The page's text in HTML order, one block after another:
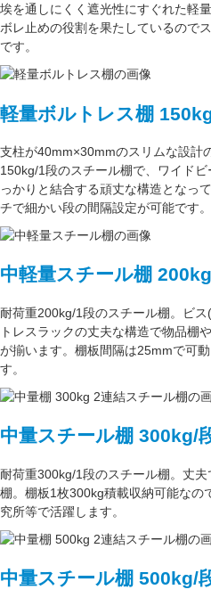
埃を通しにくく遮光性にすぐれた軽
ボレ止めの役割を果たしているので
です。
軽量ボルトレス棚
支柱が40mm×30mmのスリムな設計
150kg/1段のスチール棚で、ワイド
っかりと結合する頑丈な構造となっ
チで細かい段の間隔設定が可能です。
中軽量スチール棚
耐荷重200kg/1段のスチール棚。ビ
トレスラックの丈夫な構造で物品棚
が揃います。 棚板間隔は25mmで可動
す。
中量スチール棚 300kg/
耐荷重300kg/1段のスチール棚。丈
棚。 棚板1枚300kg積載収納可能なの
究所等で活躍します。
中量スチール棚 500kg/